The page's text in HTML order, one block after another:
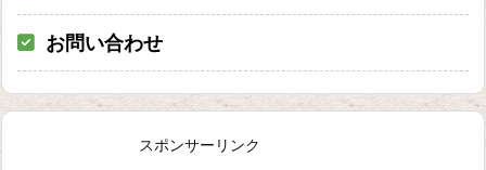
お問い合わせ
スポンサーリンク